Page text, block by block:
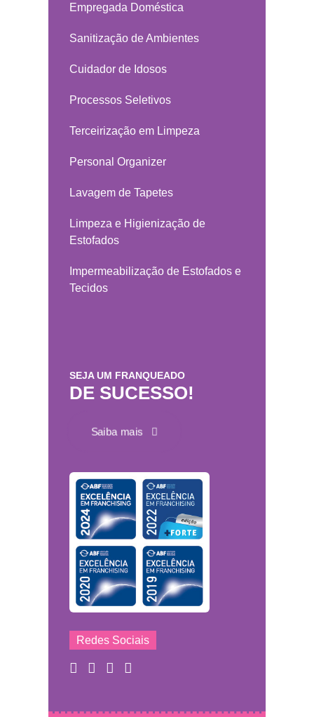
Empregada Doméstica
Sanitização de Ambientes
Cuidador de Idosos
Processos Seletivos
Terceirização em Limpeza
Personal Organizer
Lavagem de Tapetes
Limpeza e Higienização de
Estofados
Impermeabilização de Estofados e
Tecidos
SEJA UM FRANQUEADO
DE SUCESSO!
Saiba mais
Redes Sociais